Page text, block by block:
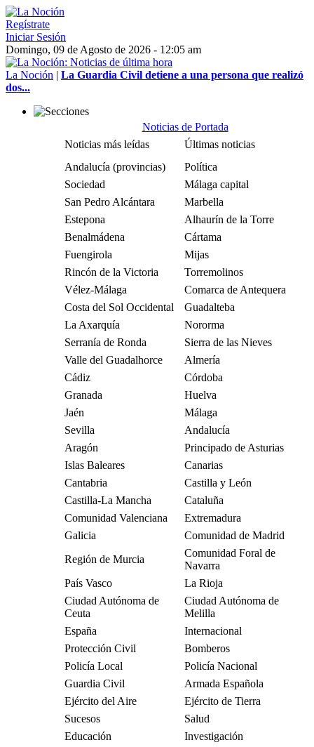
Regístrate
Iniciar Sesión
Domingo, 09 de Agosto de 2026 - 12:05 am
La Noción | La Guardia Civil detiene a una persona que realizó
dos...
Noticias de Portada
Noticias más leídas
Últimas noticias
Andalucía (provincias)
Política
Sociedad
Málaga capital
San Pedro Alcántara
Marbella
Estepona
Alhaurín de la Torre
Benalmádena
Cártama
Fuengirola
Mijas
Rincón de la Victoria
Torremolinos
Vélez-Málaga
Comarca de Antequera
Costa del Sol Occidental
Guadalteba
La Axarquía
Nororma
Serranía de Ronda
Sierra de las Nieves
Valle del Guadalhorce
Almería
Cádiz
Córdoba
Granada
Huelva
Jaén
Málaga
Sevilla
Andalucía
Aragón
Principado de Asturias
Islas Baleares
Canarias
Cantabria
Castilla y León
Castilla-La Mancha
Cataluña
Comunidad Valenciana
Extremadura
Galicia
Comunidad de Madrid
Región de Murcia
Comunidad Foral de
Navarra
País Vasco
La Rioja
Ciudad Autónoma de
Ceuta
Ciudad Autónoma de
Melilla
España
Internacional
Protección Civil
Bomberos
Policía Local
Policía Nacional
Guardia Civil
Armada Española
Ejército del Aire
Ejército de Tierra
Sucesos
Salud
Educación
Investigación